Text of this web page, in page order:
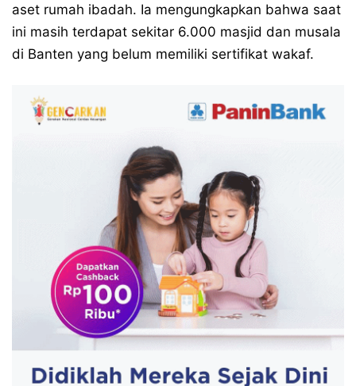
aset rumah ibadah. Ia mengungkapkan bahwa saat
ini masih terdapat sekitar 6.000 masjid dan musala
di Banten yang belum memiliki sertifikat wakaf.